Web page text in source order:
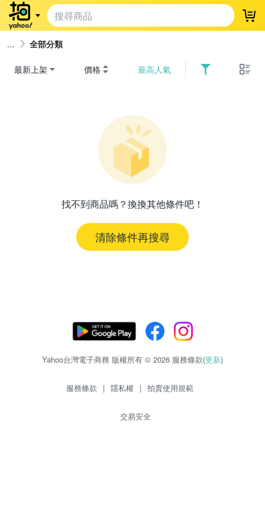
登
全部分類
最新上架 價格 最高人氣
找不到商品嗎？換換其他條件吧！
清除條件再搜尋
Yahoo台灣電子商務 版權所有 © 2026 服務條款(更新)
服務條款 | 隱私權 | 拍賣使用規範
交易安全